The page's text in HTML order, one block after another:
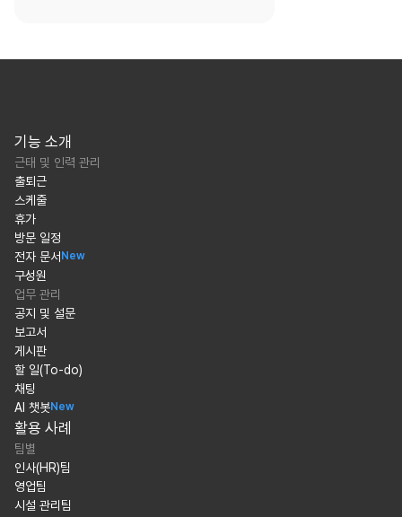
기능 소개
근태 및 인력 관리
출퇴근
스케줄
휴가
방문 일정
전자 문서 New
구성원
업무 관리
공지 및 설문
보고서
게시판
할 일(To-do)
채팅
AI 챗봇New
활용 사례
팀별
인사(HR)팀
영업팀
시설 관리팀